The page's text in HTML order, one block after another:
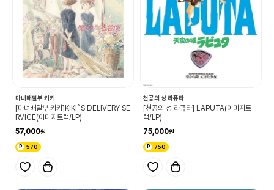
마녀배달부 키키
[마녀배달부 키키]KIKI`S DELIVERY SE
RVICE(이미지트랙/LP)
57,000
570
천공의 성 라퓨타
[천공의 성 라퓨타] LAPUTA(이미지트
랙/LP)
75,000
750